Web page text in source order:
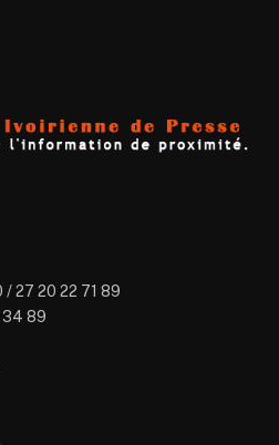
27 20 22 71 89
34 89